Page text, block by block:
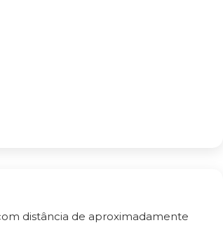
distância de aproximadamente